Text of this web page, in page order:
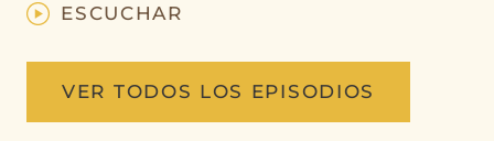
ESCUCHAR
VER TODOS LOS EPISODIOS